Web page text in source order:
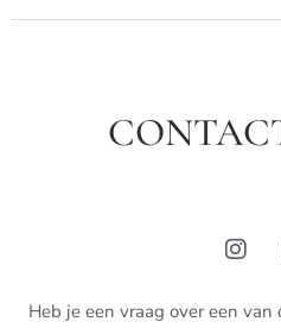
Heb je een vraag over een